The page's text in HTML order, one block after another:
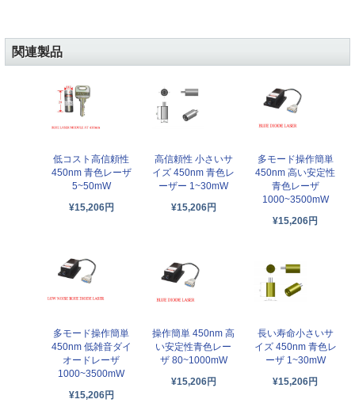
関連製品
低コスト高信頼性
450nm 青色レーザ
5~50mW
¥15,206円
高信頼性 小さいサ
イズ 450nm 青色レ
ーザー 1~30mW
¥15,206円
多モード操作簡単
450nm 高い安定性
青色レーザ
1000~3500mW
¥15,206円
多モード操作簡単
450nm 低雑音ダイ
オードレーザ
1000~3500mW
¥15,206円
操作簡単 450nm 高
い安定性青色レー
ザ 80~1000mW
¥15,206円
長い寿命小さいサ
イズ 450nm 青色レ
ーザ 1~30mW
¥15,206円